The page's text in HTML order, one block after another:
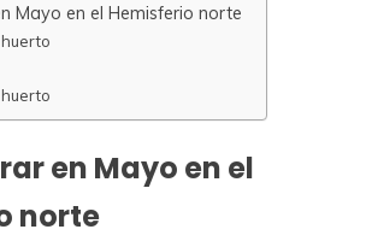
Mayo en el Hemisferio norte
en Mayo en el
norte